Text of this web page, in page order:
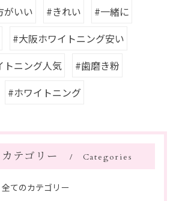
がいい #きれい
#一緒に
#大阪ホワイトニング安い
トニング人気
#歯磨き粉
#ホワイトニング
カテゴリー Categories
全てのカテゴリー